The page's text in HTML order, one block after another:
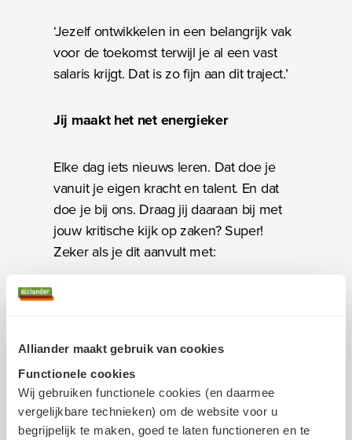
Alliander maakt gebruik van cookies
Functionele cookies
Wij gebruiken functionele cookies (en daarmee
vergelijkbare technieken) om de website voor u
begrijpelijk te maken, goed te laten functioneren en te
‘Jezelf ontwikkelen in een belangrijk vak
voor de toekomst terwijl je al een vast
salaris krijgt. Dat is zo fijn aan dit traject.’
Jij maakt het net energieker
Elke dag iets nieuws leren. Dat doe je
vanuit je eigen kracht en talent. En dat
doe je bij ons. Draag jij daaraan bij met
jouw kritische kijk op zaken? Super!
Zeker als je dit aanvult met:
richting.
Je laat zien dat je technisch bent door
middel van een diploma of
werkervaring.
Aantoonbare ervaring in